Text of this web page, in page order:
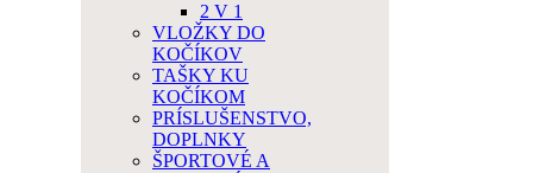
2 V 1
VLOŽKY DO
KOČÍKOV
TAŠKY KU
KOČÍKOM
PRÍSLUŠENSTVO,
DOPLNKY
ŠPORTOVÉ A